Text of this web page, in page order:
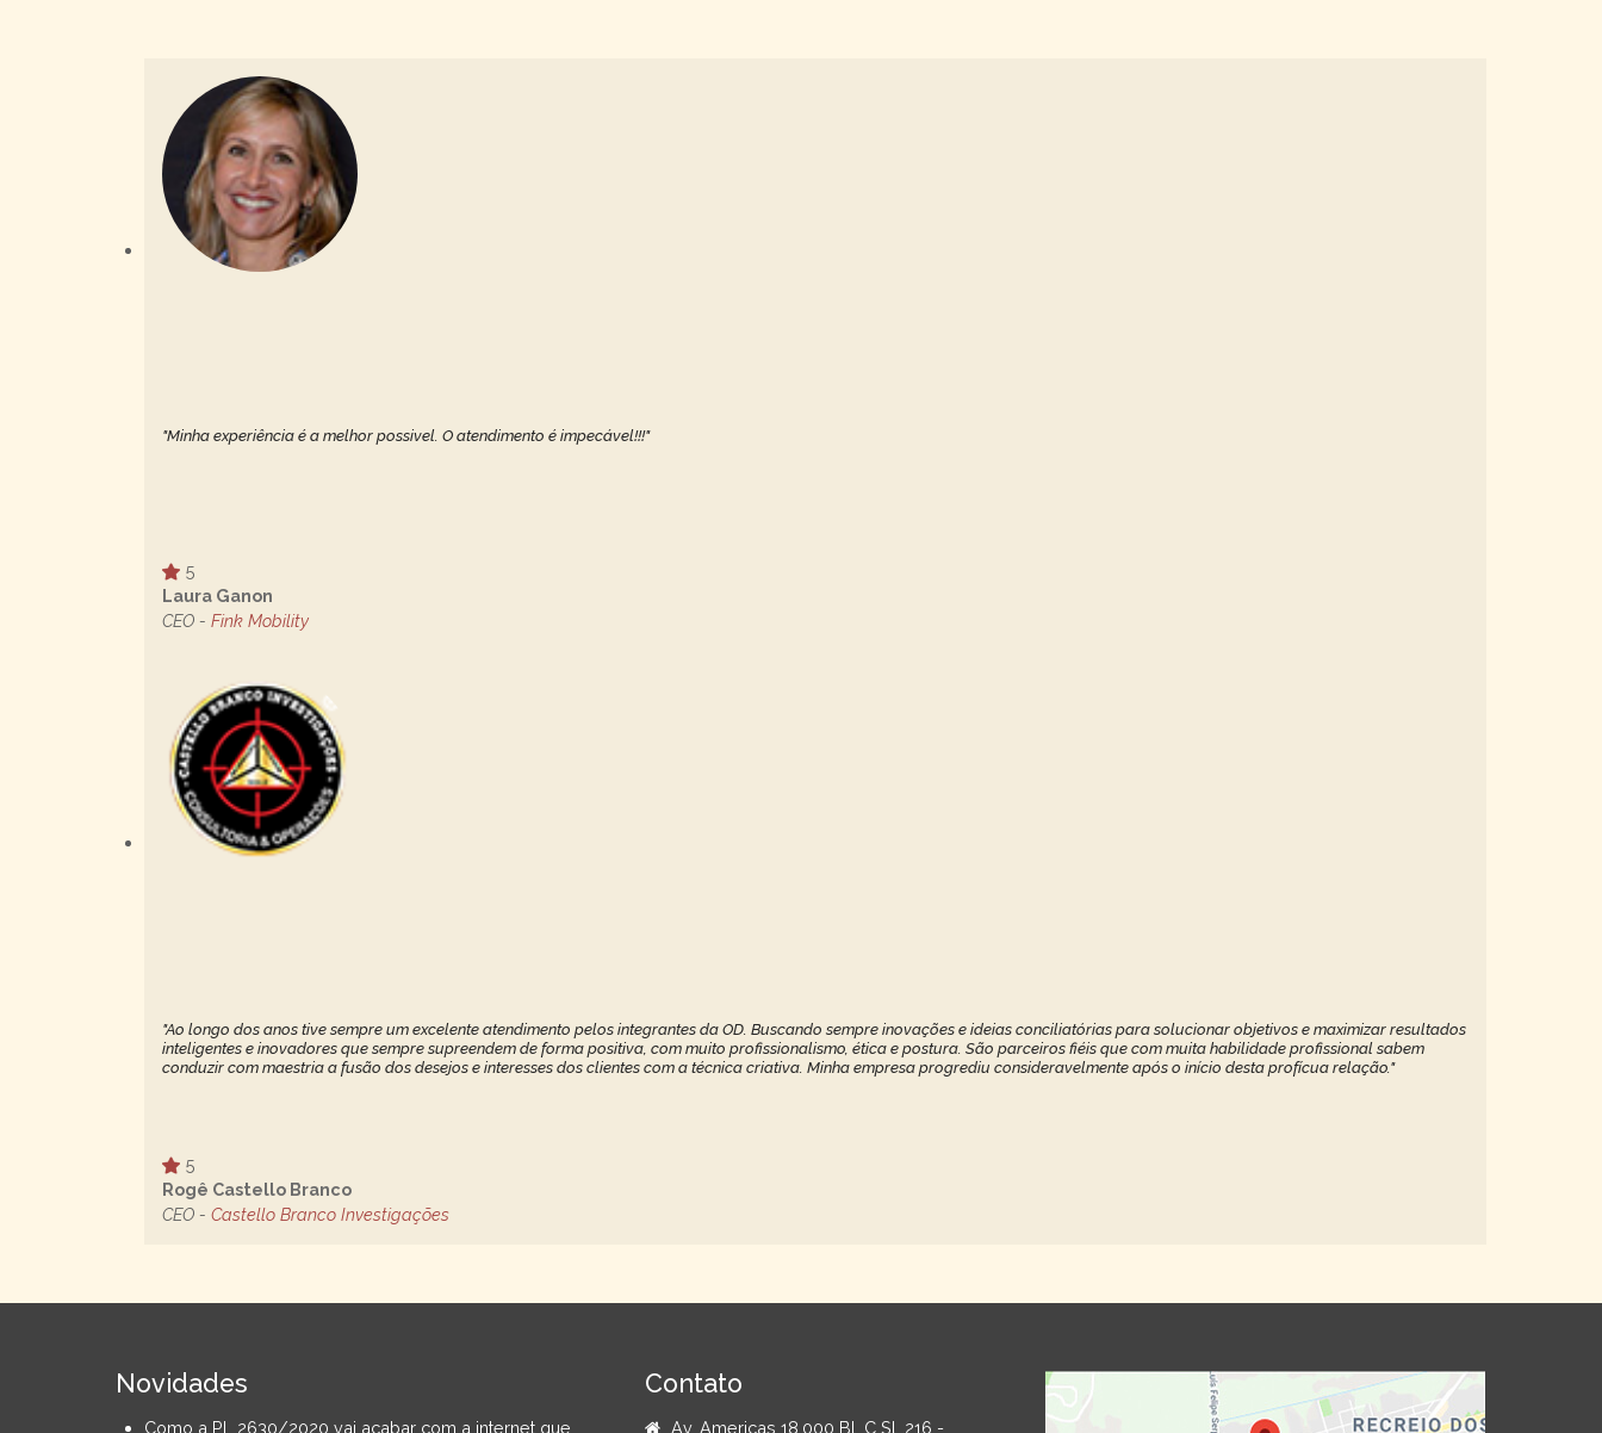
"Minha experiência é a melhor possivel. O atendimento é impecável!!!"
5
Laura Ganon
CEO - Fink Mobility
"Ao longo dos anos tive sempre um excelente atendimento pelos integrantes da OD. Buscando sempre inovações e ideias conciliatórias para solucionar objetivos e maximizar resultados
inteligentes e inovadores que sempre supreendem de forma positiva, com muito profissionalismo, ética e postura. São parceiros fiéis que com muita habilidade profissional sabem
conduzir com maestria a fusão dos desejos e interesses dos clientes com a técnica criativa. Minha empresa progrediu consideravelmente após o início desta profícua relação."
5
Rogê Castello Branco
CEO - Castello Branco Investigações
Novidades
Como a PL 2630/2020 vai acabar com a internet que
Contato
Av. Americas 18.000 Bl. C Sl. 216 -